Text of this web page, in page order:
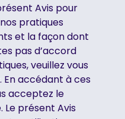
Avis pour
pratiques
et la façon dont
pas d’accord
veuillez vous
En accédant à ces
acceptez le
Le présent Avis